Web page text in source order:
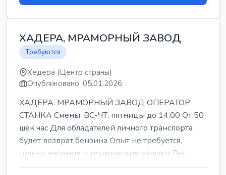
ХАДЕРА, МРАМОРНЫЙ ЗАВОД
Требуются
Хедера (Центр страны)
Опубликовано: 05.01.2026
ХАДЕРА, МРАМОРНЫЙ ЗАВОД ОПЕРАТОР
СТАНКА Смены: ВС-ЧТ, пятницы до 14.00 От 50
шек час Для обладателей личного транспорта
будет возврат бензина Опыт не требуется,
только желание и технические навыки Лег...